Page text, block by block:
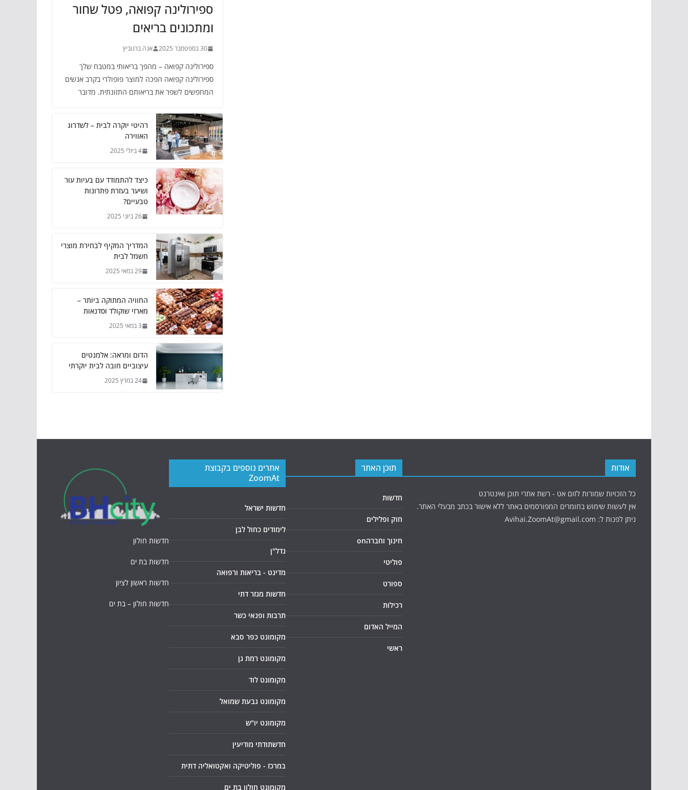
ספירולינה קפואה, פטל שחור
ומתכונים בריאים
30 בספטמבר 2025 אנה ברנוביץ
ספירולינה קפואה – מהפך בריאותי במטבח שלך
ספירולינה קפואה הפכה למוצר פופולרי בקרב אנשים
המחפשים לשפר את בריאותם התזונתית. מדובר
רהיטי יוקרה לבית – לשדרוג
האווירה
4 ביולי 2025
כיצד להתמודד עם בעיות עור
ושיער בעזרת פתרונות
טבעיים?
26 ביוני 2025
המדריך המקיף לבחירת מוצרי
חשמל לבית
29 במאי 2025
החוויה המתוקה ביותר –
מארזי שוקולד וסדנאות
3 במאי 2025
הדום ומראה: אלמנטים
עיצוביים חובה לבית יוקרתי
24 במרץ 2025
אודות
כל הזכויות שמורות לזום אט - רשת אתרי תוכן ואינטרנט
אין לעשות שימוש בחומרים המפורסמים באתר ללא אישור בכתב מבעלי האתר.
ניתן לפנות ל: Avihai.ZoomAt@gmail.com
תוכן האתר
חדשות
חוק ופלילים
חינוך וחברהon
פוליטי
ספורט
רכילות
המייל האדום
ראשי
אתרים נוספים בקבוצת
ZoomAt
חדשות ישראל
לימודים כחול לבן
נדל"ן
מדינט - בריאות ורפואה
חדשות מגזר דתי
תרבות ופנאי כשר
מקומונט כפר סבא
מקומונט רמת גן
מקומונט לוד
מקומונט גבעת שמואל
מקומונט יו"ש
חדשתודתי מודיעין
במרכז - פוליטיקה ואקטואליה דתית
מקומונט חולון בת ים
חדשות חולון
חדשות בת ים
חדשות ראשון לציון
חדשות חולון – בת ים